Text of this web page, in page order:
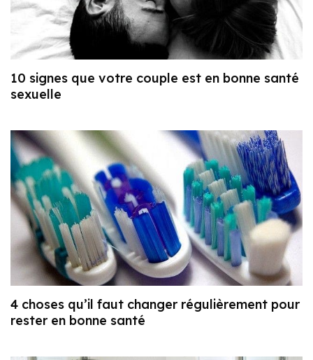
10 signes que votre couple est en bonne santé
sexuelle
4 choses qu’il faut changer régulièrement pour
rester en bonne santé